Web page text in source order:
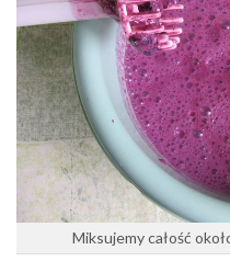
Miksujemy całość